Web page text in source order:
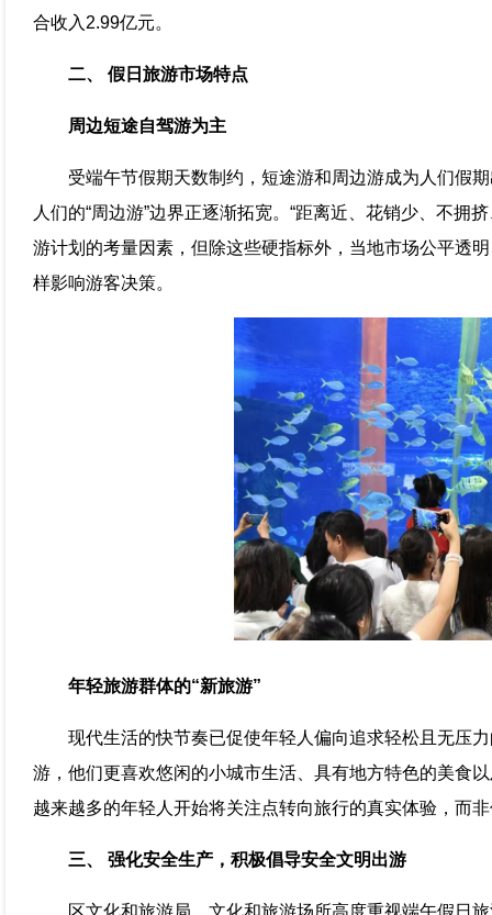
合收入2.99亿元。
二、 假日旅游市场特点
周边短途自驾游为主
受端午节假期天数制约，短途游和周边游成为人们假
人们的“周边游”边界正逐渐拓宽。“距离近、花销少、不拥
游计划的考量因素，但除这些硬指标外，当地市场公平透
样影响游客决策。
年轻旅游群体的“新旅游”
现代生活的快节奏已促使年轻人偏向追求轻松且无压
游，他们更喜欢悠闲的小城市生活、具有地方特色的美食
越来越多的年轻人开始将关注点转向旅行的真实体验，而
三、 强化安全生产，积极倡导安全文明出游
区文化和旅游局、文化和旅游场所高度重视端午假日